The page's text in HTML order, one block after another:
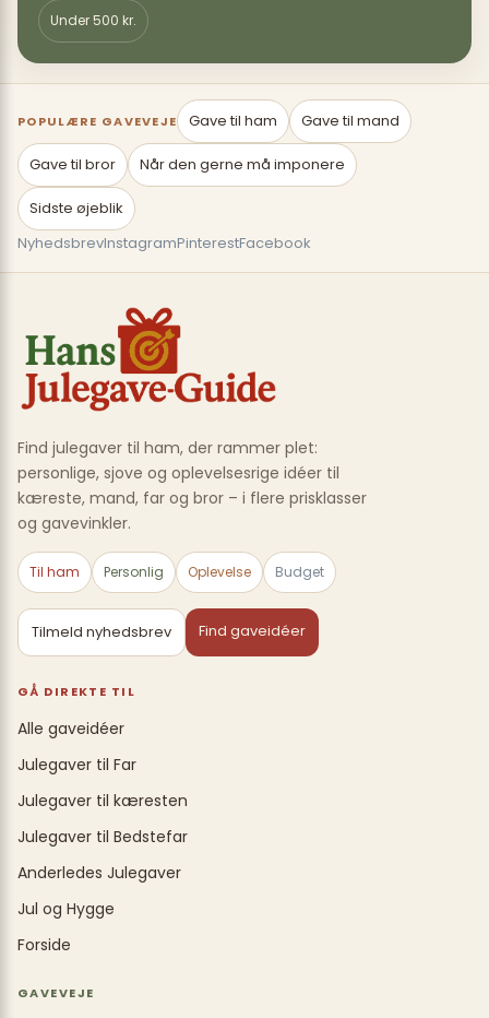
Under 500 kr.
POPULÆRE GAVEVEJE Gave til ham Gave til mand
Gave til bror Når den gerne må imponere
Sidste øjeblik
NyhedsbrevInstagramPinterestFacebook
Find julegaver til ham, der rammer plet:
personlige, sjove og oplevelsesrige idéer til
kæreste, mand, far og bror – i flere prisklasser
og gavevinkler.
Til ham Personlig Oplevelse Budget
Tilmeld nyhedsbrev Find gaveidéer
GÅ DIREKTE TIL
Alle gaveidéer
Julegaver til Far
Julegaver til kæresten
Julegaver til Bedstefar
Anderledes Julegaver
Jul og Hygge
Forside
GAVEVEJE